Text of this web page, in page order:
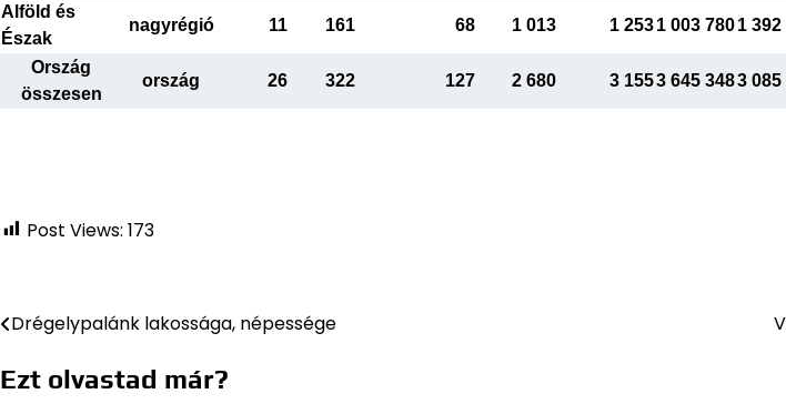
Alföld és
Észak
nagyrégió 11 161 68 1 013 1 2531 003 7801 392
Ország
összesen
ország 26 322 127 2 680 3 1553 645 3483 085
Post Views: 173
Bejegyzés
navigáció
Drégelypalánk lakossága, népessége
Ezt olvastad már?